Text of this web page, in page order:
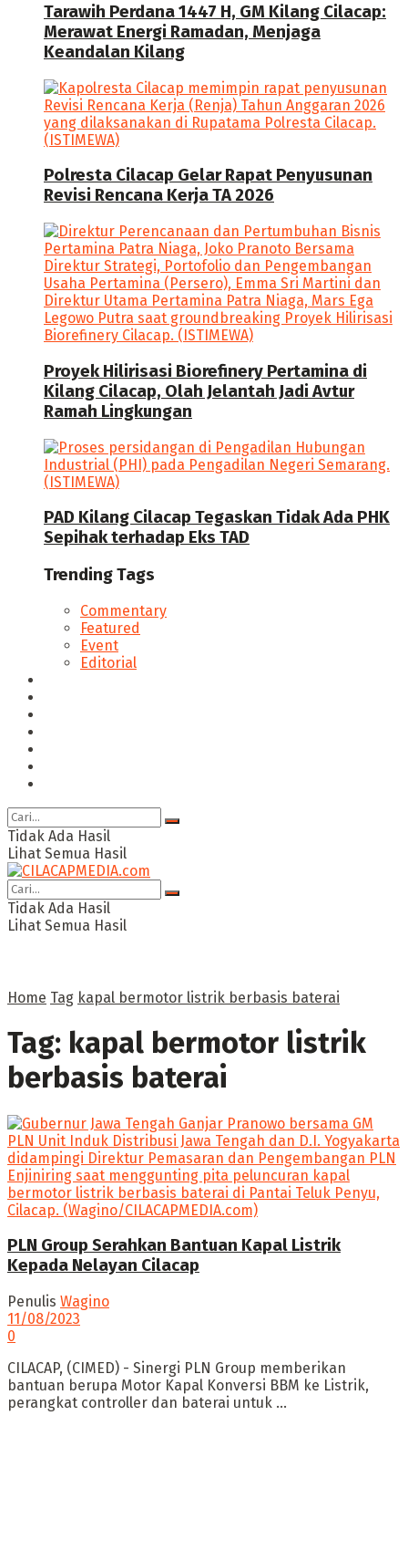
Tarawih Perdana 1447 H, GM Kilang Cilacap:
Merawat Energi Ramadan, Menjaga
Keandalan Kilang
Polresta Cilacap Gelar Rapat Penyusunan
Revisi Rencana Kerja TA 2026
Proyek Hilirisasi Biorefinery Pertamina di
Kilang Cilacap, Olah Jelantah Jadi Avtur
Ramah Lingkungan
PAD Kilang Cilacap Tegaskan Tidak Ada PHK
Sepihak terhadap Eks TAD
Trending Tags
Commentary
Featured
Event
Editorial
Tidak Ada Hasil
Lihat Semua Hasil
Tidak Ada Hasil
Lihat Semua Hasil
Home Tag kapal bermotor listrik berbasis baterai
Tag: kapal bermotor listrik
berbasis baterai
PLN Group Serahkan Bantuan Kapal Listrik
Kepada Nelayan Cilacap
Penulis Wagino
11/08/2023
0
CILACAP, (CIMED) - Sinergi PLN Group memberikan
bantuan berupa Motor Kapal Konversi BBM ke Listrik,
perangkat controller dan baterai untuk ...